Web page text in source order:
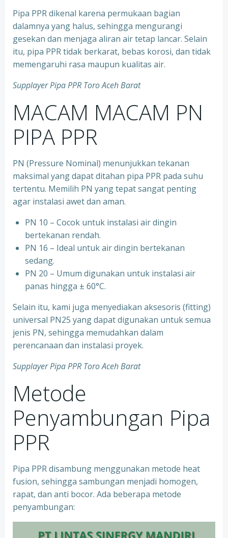
Pipa PPR dikenal karena permukaan bagian
dalamnya yang halus, sehingga mengurangi
gesekan dan menjaga aliran air tetap lancar. Selain
itu, pipa PPR tidak berkarat, bebas korosi, dan tidak
memengaruhi rasa maupun kualitas air.
Supplayer Pipa PPR Toro Aceh Barat
MACAM MACAM PN
PIPA PPR
PN (Pressure Nominal) menunjukkan tekanan
maksimal yang dapat ditahan pipa PPR pada suhu
tertentu. Memilih PN yang tepat sangat penting
agar instalasi awet dan aman.
PN 10 – Cocok untuk instalasi air dingin
bertekanan rendah.
⁠PN 16 – Ideal untuk air dingin bertekanan
sedang.
⁠PN 20 – Umum digunakan untuk instalasi air
panas hingga ± 60°C.
Selain itu, kami juga menyediakan aksesoris (fitting)
universal PN25 yang dapat digunakan untuk semua
jenis PN, sehingga memudahkan dalam
perencanaan dan instalasi proyek.
Supplayer Pipa PPR Toro Aceh Barat
Metode
Penyambungan Pipa
PPR
Pipa PPR disambung menggunakan metode heat
fusion, sehingga sambungan menjadi homogen,
rapat, dan anti bocor. Ada beberapa metode
penyambungan: